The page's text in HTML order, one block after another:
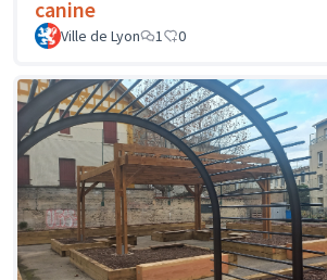
canine
Ville de Lyon 1 0